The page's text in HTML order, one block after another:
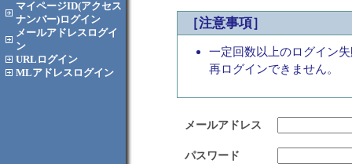
マイページID(アクセス
ナンバー)ログイン
メールアドレス ログイ
ン
URL ログイン
MLアドレス ログイン
［注意事項］
一定回数以上のログイン
再ログインできません。
メールアドレス
パスワード